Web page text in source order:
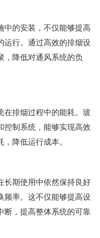
中的安装，不仅能够提高
运行。通过高效的排烟设
，降低对通风系统的负
在排烟过程中的能耗。玻
控制系统，能够实现高效
降低运行成本。
长期使用中依然保持良好
频率。这不仅能够提高设
断，提高整体系统的可靠